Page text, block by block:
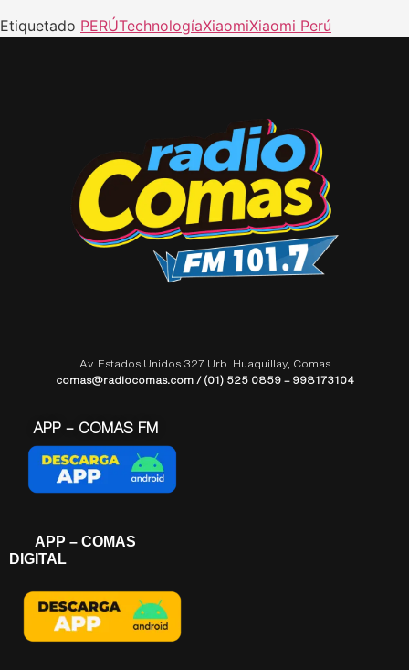
Etiquetado PERÚTechnologíaXiaomiXiaomi Perú
Av. Estados Unidos 327 Urb. Huaquillay, Comas
comas@radiocomas.com / (01) 525 0859 – 998173104
APP – COMAS FM
APP – COMAS
DIGITAL